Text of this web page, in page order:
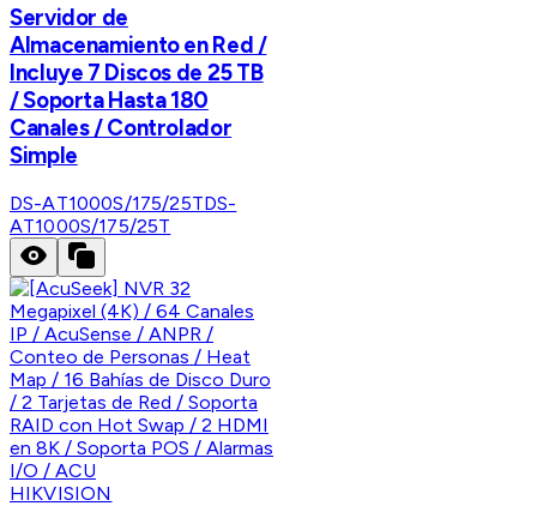
Servidor de
Almacenamiento en Red /
Incluye 7 Discos de 25 TB
/ Soporta Hasta 180
Canales / Controlador
Simple
DS-AT1000S/175/25TDS-
AT1000S/175/25T
HIKVISION